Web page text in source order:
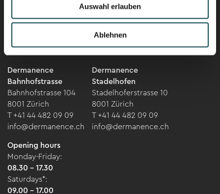
Auswahl erlauben
Ablehnen
Newsletter
Dermanence
Bahnhofstrasse
Bahnhofstrasse 104
8001 Zürich
T +41 44 482 09 09
info@dermanence.ch
Dermanence
Stadelhofen
Stadelhoferstrasse 10
8001 Zürich
T +41 44 482 09 09
info@dermanence.ch
Opening hours
Monday-Friday:
08.30 - 17.30
Saturdays*:
09.00 - 17.00